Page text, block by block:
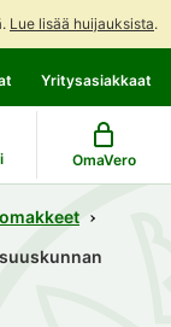
Lue lisää huijauksista.
Yritysasiakkaat
OmaVero